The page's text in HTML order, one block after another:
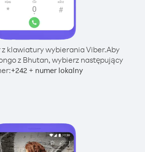
klawiatury wybierania Viber.Aby
z Bhutan, wybierz następujący
+242+ numer lokalny